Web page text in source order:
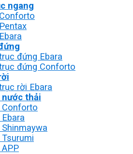
ngang
đứng Ebara
đứng Conforto
rời Ebara
nước thải
Conforto